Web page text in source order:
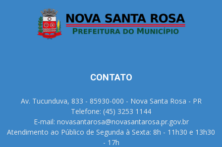
CONTATO
Av. Tucunduva, 833 - 85930-000 - Nova Santa Rosa - PR
Telefone: (45) 3253 1144
E-mail: novasantarosa@novasantarosa.pr.gov.br
Atendimento ao Público de Segunda à Sexta: 8h - 11h30 e 13h30
- 17h